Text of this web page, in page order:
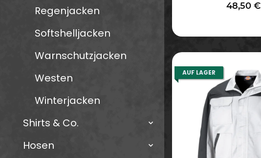
48,50 €
AUF LAGER
Regenjacken
Softshelljacken
Warnschutzjacken
Westen
Winterjacken
Shirts & Co.
Hosen